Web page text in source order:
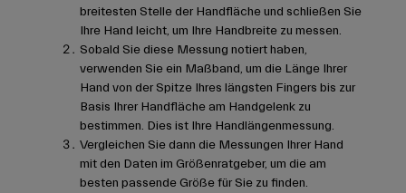
breitesten Stelle der Handfläche und schließen Sie
Ihre Hand leicht, um Ihre Handbreite zu messen.
Sobald Sie diese Messung notiert haben,
verwenden Sie ein Maßband, um die Länge Ihrer
Hand von der Spitze Ihres längsten Fingers bis zur
Basis Ihrer Handfläche am Handgelenk zu
bestimmen. Dies ist Ihre Handlängenmessung.
Vergleichen Sie dann die Messungen Ihrer Hand
mit den Daten im Größenratgeber, um die am
besten passende Größe für Sie zu finden.